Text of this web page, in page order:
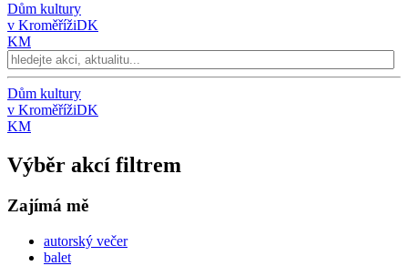
Dům kultury
v KroměřížiDK
KM
Dům kultury
v KroměřížiDK
KM
Výběr akcí filtrem
Zajímá mě
autorský večer
balet